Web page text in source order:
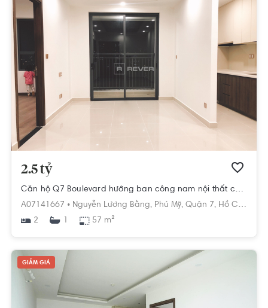
2.5 tỷ
Căn hộ Q7 Boulevard hướng ban công nam nội thất cơ bản diện tích 57m².
A07141667 • Nguyễn Lương Bằng, Phú Mỹ, Quận 7, Hồ Chí Minh
2
1 57 m²
GIẢM GIÁ